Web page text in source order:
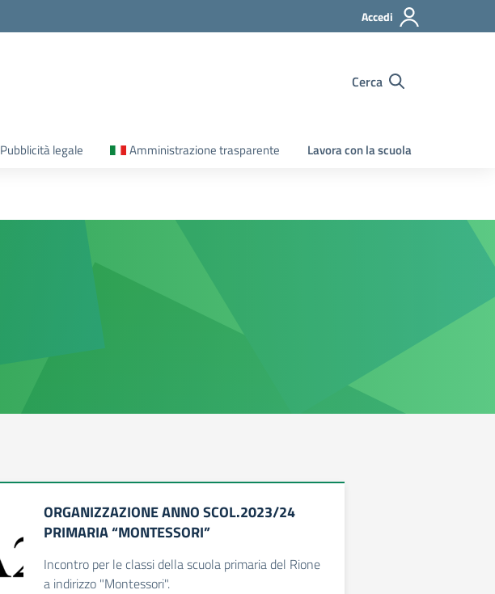
Accedi
Cerca
Pubblicità legale Amministrazione trasparente Lavora con la scuola
ORGANIZZAZIONE ANNO SCOL.2023/24
PRIMARIA “MONTESSORI”
Incontro per le classi della scuola primaria del Rione
a indirizzo "Montessori".